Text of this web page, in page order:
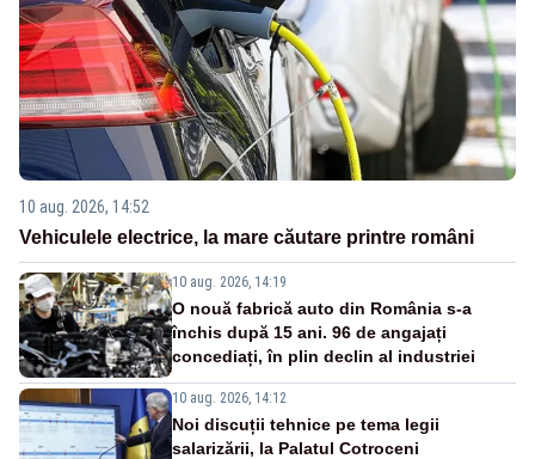
10 aug. 2026, 14:52
Vehiculele electrice, la mare căutare printre români
10 aug. 2026, 14:19
O nouă fabrică auto din România s-a
închis după 15 ani. 96 de angajați
concediați, în plin declin al industriei
10 aug. 2026, 14:12
Noi discuții tehnice pe tema legii
salarizării, la Palatul Cotroceni